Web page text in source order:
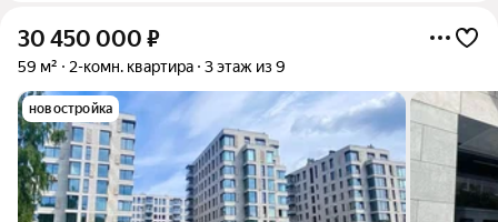
30 450 000 ₽
59 м² 2-комн. квартира 3 этаж из 9
новостройка